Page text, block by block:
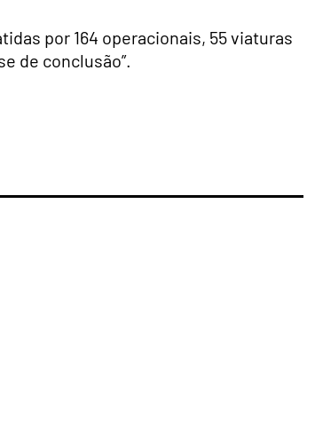
por 164 operacionais, 55 viaturas
de conclusão”.